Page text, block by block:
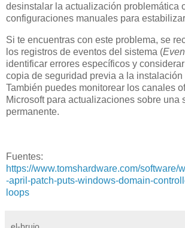
desinstalar la actualización problemática
configuraciones manuales para
Si te encuentras con este problema, se
los registros de eventos del sistema (
identificar errores específicos y
copia de seguridad previa a la instalación
También puedes monitorear los canales
Microsoft para actualizaciones sobre una
permanente.
Fuentes:
https://www.tomshardware.com/software/
-april-patch-puts-windows-domain-
loops